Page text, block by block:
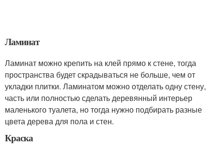
Ламинат
Ламинат можно крепить на клей прямо к стене, тогда
пространства будет скрадываться не больше, чем от
укладки плитки. Ламинатом можно отделать одну стену,
часть или полностью сделать деревянный интерьер
маленького туалета, но тогда нужно подбирать разные
цвета дерева для пола и стен.
Краска